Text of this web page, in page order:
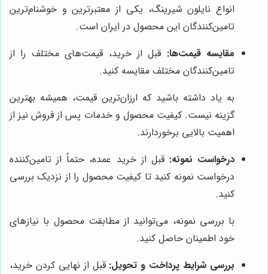
انواع نایلون شیرینگ، یکی از معتبرترین و خوشنام‌ترین
تامین‌کنندگان این محصول در ایران است.
مقایسه قیمت‌ها: قبل از خرید، قیمت‌های مختلف را از
تامین‌کنندگان مختلف مقایسه کنید.
به یاد داشته باشید که ارزان‌ترین قیمت، همیشه بهترین
گزینه نیست. کیفیت محصول و خدمات پس از فروش نیز از
اهمیت بالایی برخوردارند.
درخواست نمونه: قبل از خرید عمده، حتماً از تامین‌کننده
درخواست نمونه کنید تا کیفیت محصول را از نزدیک بررسی
کنید.
با بررسی نمونه، می‌توانید از مطابقت محصول با نیازهای
خود اطمینان حاصل کنید.
بررسی شرایط پرداخت و تحویل: قبل از نهایی کردن خرید،